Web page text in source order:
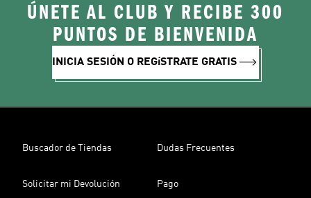
ÚNETE AL CLUB Y RECIBE 300
PUNTOS DE BIENVENIDA
INICIA SESIÓN O REGíSTRATE GRATIS
Buscador de Tiendas Dudas Frecuentes
Solicitar mi Devolución Pago